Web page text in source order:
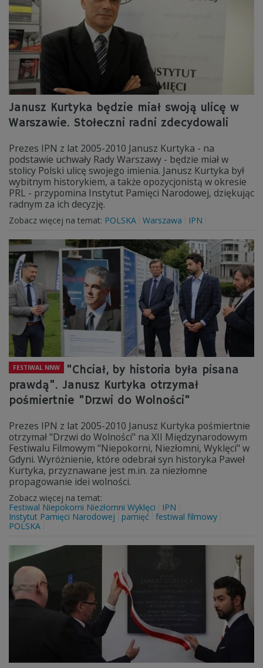
Janusz Kurtyka będzie miał swoją ulicę w
Warszawie. Stołeczni radni zdecydowali
Prezes IPN z lat 2005-2010 Janusz Kurtyka - na
podstawie uchwały Rady Warszawy - będzie miał w
stolicy Polski ulicę swojego imienia. Janusz Kurtyka był
wybitnym historykiem, a także opozycjonistą w okresie
PRL - przypomina Instytut Pamięci Narodowej, dziękując
radnym za ich decyzję.
Zobacz więcej na temat: POLSKA Warszawa IPN
FESTIWAL NNW
"Chciał, by historia była pisana
prawdą". Janusz Kurtyka otrzymał
pośmiertnie "Drzwi do Wolności"
Prezes IPN z lat 2005-2010 Janusz Kurtyka pośmiertnie
otrzymał "Drzwi do Wolności" na XII Międzynarodowym
Festiwalu Filmowym "Niepokorni, Niezłomni, Wyklęci" w
Gdyni. Wyróżnienie, które odebrał syn historyka Paweł
Kurtyka, przyznawane jest m.in. za niezłomne
propagowanie idei wolności.
Zobacz więcej na temat:
Festiwal Niepokorni Niezłomni Wyklęci
IPN
Instytut Pamięci Narodowej
pamięć
festiwal filmowy
POLSKA